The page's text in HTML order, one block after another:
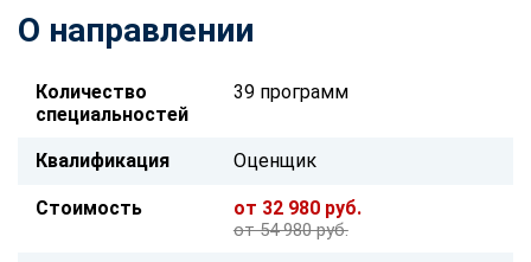
О направлении
Количество
специальностей
39 программ
Квалификация Оценщик
Стоимость от 32 980 руб.
от 54 980 руб.